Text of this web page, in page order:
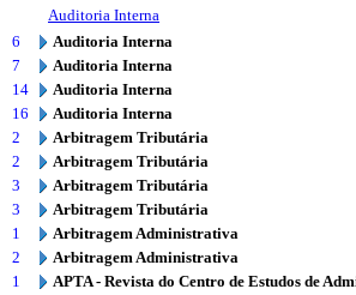
Auditoria Interna
6
Auditoria Interna
7
Auditoria Interna
14
Auditoria Interna
16
Auditoria Interna
2
Arbitragem Tributária
2
Arbitragem Tributária
3
Arbitragem Tributária
3
Arbitragem Tributária
1
Arbitragem Administrativa
2
Arbitragem Administrativa
1
APTA - Revista do Centro de Estudos de